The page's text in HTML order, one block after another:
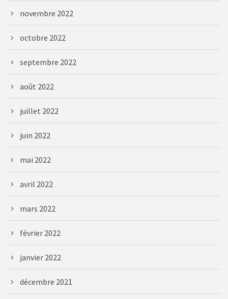
novembre 2022
octobre 2022
septembre 2022
août 2022
juillet 2022
juin 2022
mai 2022
avril 2022
mars 2022
février 2022
janvier 2022
décembre 2021